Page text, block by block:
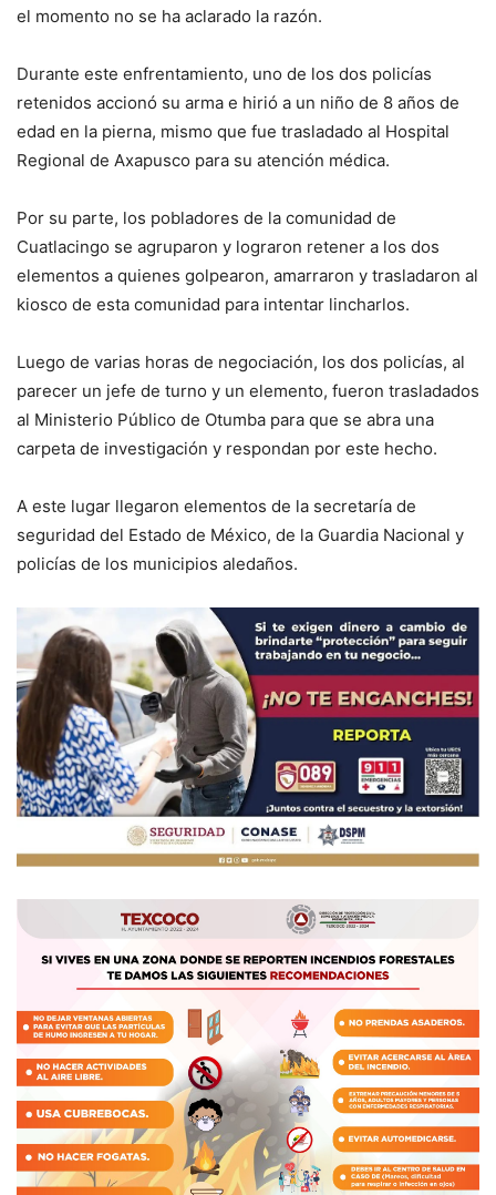
el momento no se ha aclarado la razón.
Durante este enfrentamiento, uno de los dos policías
retenidos accionó su arma e hirió a un niño de 8 años de
edad en la pierna, mismo que fue trasladado al Hospital
Regional de Axapusco para su atención médica.
Por su parte, los pobladores de la comunidad de
Cuatlacingo se agruparon y lograron retener a los dos
elementos a quienes golpearon, amarraron y trasladaron al
kiosco de esta comunidad para intentar lincharlos.
Luego de varias horas de negociación, los dos policías, al
parecer un jefe de turno y un elemento, fueron trasladados
al Ministerio Público de Otumba para que se abra una
carpeta de investigación y respondan por este hecho.
A este lugar llegaron elementos de la secretaría de
seguridad del Estado de México, de la Guardia Nacional y
policías de los municipios aledaños.